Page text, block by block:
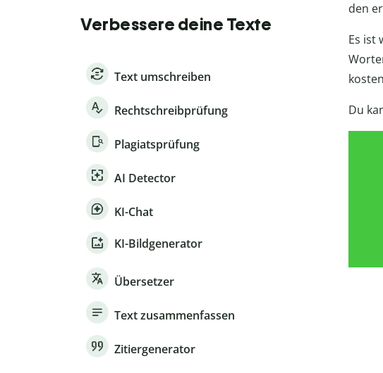
Verbessere deine Texte
Text umschreiben
Rechtschreibprüfung
Plagiatsprüfung
AI Detector
KI-Chat
KI-Bildgenerator
Übersetzer
Text zusammenfassen
Zitiergenerator
den
Es ist
Du